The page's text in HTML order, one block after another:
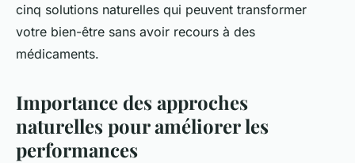
cinq solutions naturelles qui peuvent transformer
votre bien-être sans avoir recours à des
médicaments.
Importance des approches
naturelles pour améliorer les
performances